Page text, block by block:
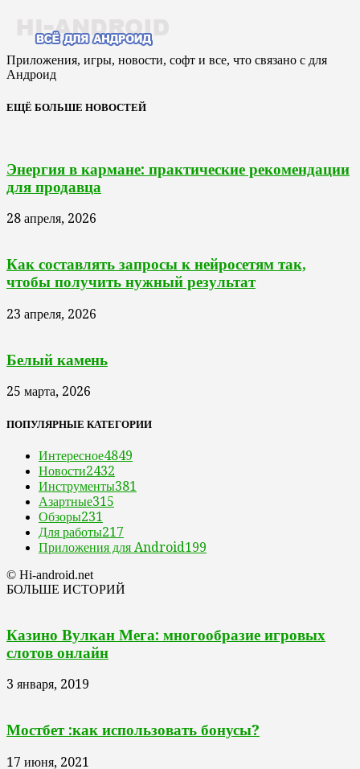
Приложения, игры, новости, софт и все, что связано с для
Андроид
ЕЩЁ БОЛЬШЕ НОВОСТЕЙ
Энергия в кармане: практические рекомендации
для продавца
28 апреля, 2026
Как составлять запросы к нейросетям так,
чтобы получить нужный результат
23 апреля, 2026
Белый камень
25 марта, 2026
ПОПУЛЯРНЫЕ КАТЕГОРИИ
Интересное4849
Новости2432
Инструменты381
Азартные315
Обзоры231
Для работы217
Приложения для Android199
© Hi-android.net
БОЛЬШЕ ИСТОРИЙ
Казино Вулкан Мега: многообразие игровых
слотов онлайн
3 января, 2019
Мостбет :как использовать бонусы?
17 июня, 2021